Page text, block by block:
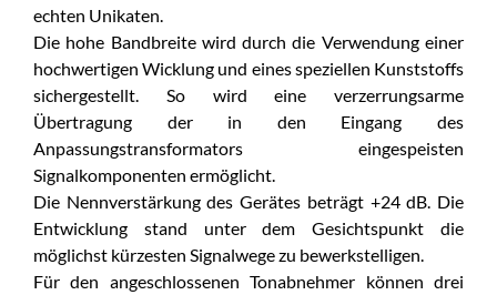
echten Unikaten.
Die hohe Bandbreite wird durch die Verwendung einer
hochwertigen Wicklung und eines speziellen Kunststoffs
sichergestellt. So wird eine verzerrungsarme
Übertragung der in den Eingang des
Anpassungstransformators eingespeisten
Signalkomponenten ermöglicht.
Die Nennverstärkung des Gerätes beträgt +24 dB. Die
Entwicklung stand unter dem Gesichtspunkt die
möglichst kürzesten Signalwege zu bewerkstelligen.
Für den angeschlossenen Tonabnehmer können drei